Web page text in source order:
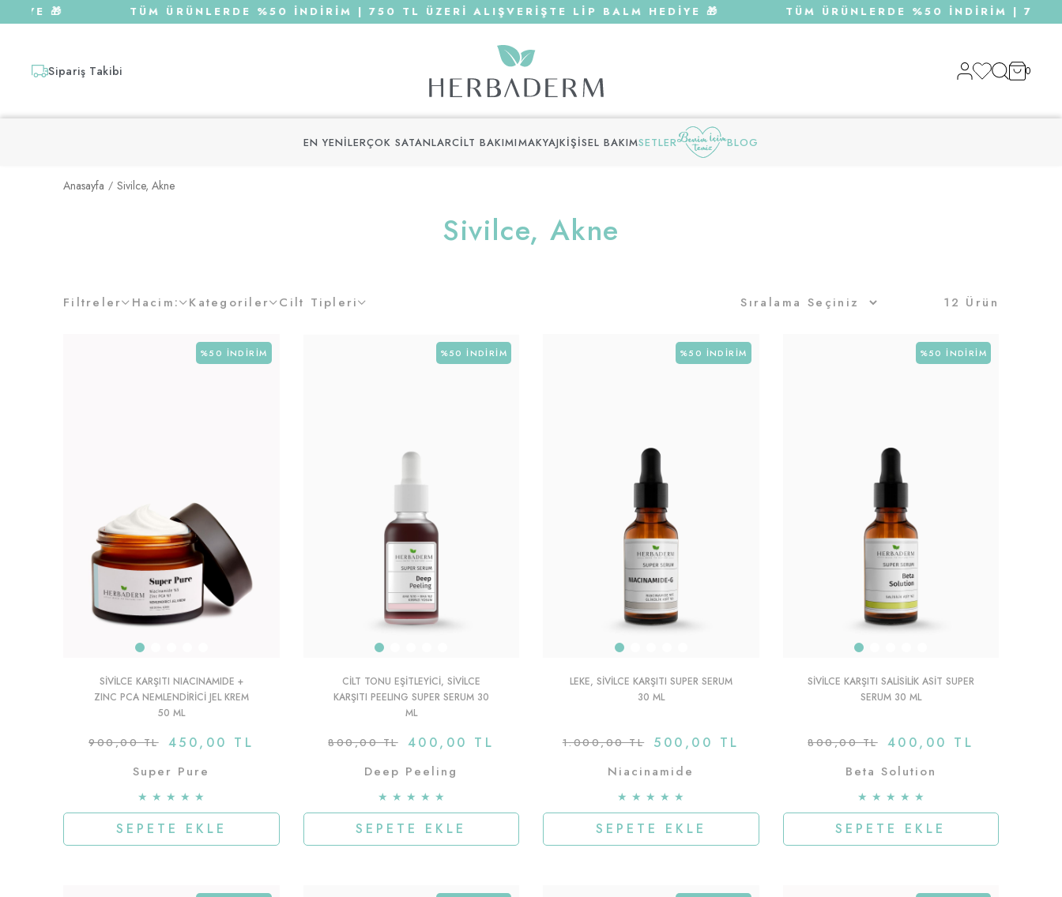
🎁 TÜM ÜRÜNLERDE %50 İNDİRİM | 750 TL ÜZERİ ALIŞVERİŞTE LİP BALM HEDİYE 🎁 TÜM ÜRÜNLERDE %50 İNDİRİM | 750 TL
Sipariş Takibi 0
EN YENILERÇOK SATANLARCILT BAKIMIMAKYAJKIŞISEL BAKIMSETLER BLOG
Anasayfa Sivilce, Akne
Sivilce, Akne
Filtreler Hacim: Kategoriler Cilt Tipleri 12 Ürün
SIVILCE KARŞITI NIACINAMIDE +
ZINC PCA NEMLENDIRICI JEL KREM
50 ML
450,00 TL
900,00 TL
Super Pure
★ ★ ★ ★ ★
SEPETE EKLE
%50 İNDIRIM
CILT TONU EŞITLEYICI, SIVILCE
KARŞITI PEELING SUPER SERUM 30
ML
400,00 TL
800,00 TL
Deep Peeling
★ ★ ★ ★ ★
SEPETE EKLE
%50 İNDIRIM
LEKE, SIVILCE KARŞITI SUPER SERUM
30 ML
500,00 TL
1.000,00 TL
Niacinamide
★ ★ ★ ★ ★
SEPETE EKLE
%50 İNDIRIM
SIVILCE KARŞITI SALISILIK ASIT SUPER
SERUM 30 ML
400,00 TL
800,00 TL
Beta Solution
★ ★ ★ ★ ★
SEPETE EKLE
%50 İNDIRIM